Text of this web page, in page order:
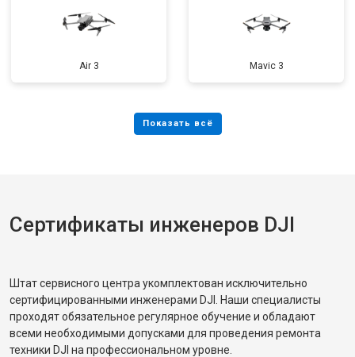
Air 3 Mavic 3
Сертификаты инженеров DJI
Штат сервисного центра укомплектован исключительно
сертифицированными инженерами DJI. Наши специалисты
проходят обязательное регулярное обучение и обладают
всеми необходимыми допусками для проведения ремонта
техники DJI на профессиональном уровне.